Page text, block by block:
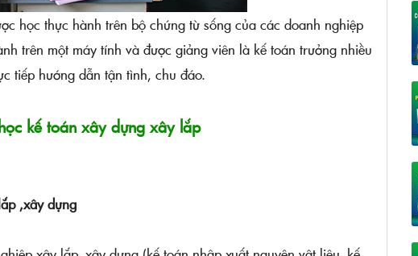
học thực hành trên bộ chứng từ sống của các doanh nghiệp
trên một máy tính và được giảng viên là kế toán trưởng nhiều
tiếp hướng dẫn tận tình, chu đáo.
kế toán xây dựng xây lắp
,xây dựng